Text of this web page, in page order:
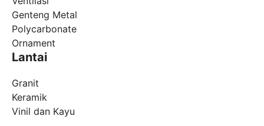
Genteng Metal
Polycarbonate
Ornament
Lantai
Granit
Keramik
Vinil dan Kayu